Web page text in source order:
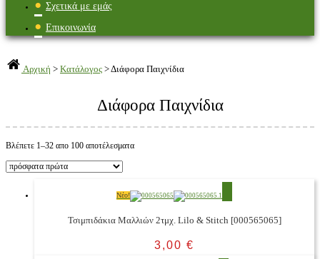
Σχετικά με εμάς
Επικοινωνία
Αρχική > Κατάλογος >Διάφορα Παιχνίδια
Διάφορα Παιχνίδια
Βλέπετε 1–32 απο 100 αποτέλεσματα
Νέο!
Τσιμπιδάκια Μαλλιών 2τμχ. Lilo & Stitch [000565065]
3,00 €